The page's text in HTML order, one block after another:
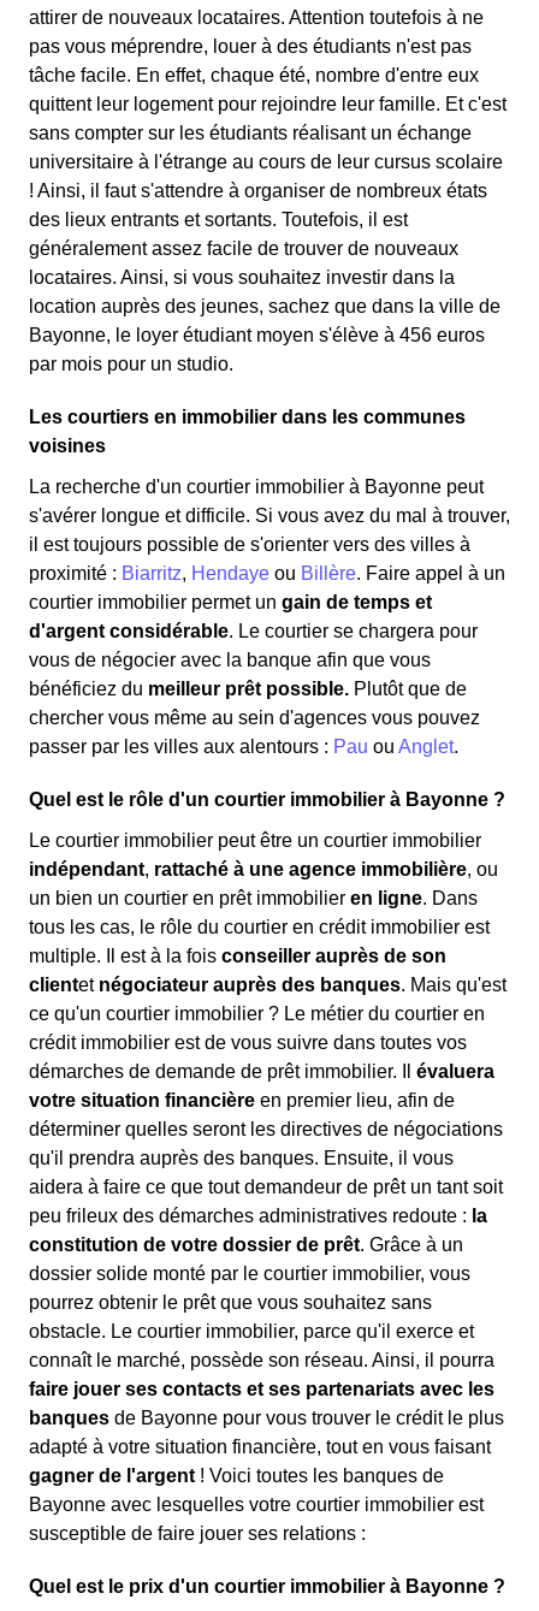
attirer de nouveaux locataires. Attention toutefois à ne
pas vous méprendre, louer à des étudiants n'est pas
tâche facile. En effet, chaque été, nombre d'entre eux
quittent leur logement pour rejoindre leur famille. Et c'est
sans compter sur les étudiants réalisant un échange
universitaire à l'étrange au cours de leur cursus scolaire
! Ainsi, il faut s'attendre à organiser de nombreux états
des lieux entrants et sortants. Toutefois, il est
généralement assez facile de trouver de nouveaux
locataires. Ainsi, si vous souhaitez investir dans la
location auprès des jeunes, sachez que dans la ville de
Bayonne, le loyer étudiant moyen s'élève à 456 euros
par mois pour un studio.
Les courtiers en immobilier dans les communes
voisines
La recherche d'un courtier immobilier à Bayonne peut
s'avérer longue et difficile. Si vous avez du mal à trouver,
il est toujours possible de s'orienter vers des villes à
proximité : Biarritz, Hendaye ou Billère. Faire appel à un
courtier immobilier permet un gain de temps et
d'argent considérable. Le courtier se chargera pour
vous de négocier avec la banque afin que vous
bénéficiez du meilleur prêt possible. Plutôt que de
chercher vous même au sein d'agences vous pouvez
passer par les villes aux alentours : Pau ou Anglet.
Quel est le rôle d'un courtier immobilier à Bayonne ?
Le courtier immobilier peut être un courtier immobilier
indépendant, rattaché à une agence immobilière, ou
un bien un courtier en prêt immobilier en ligne. Dans
tous les cas, le rôle du courtier en crédit immobilier est
multiple. Il est à la fois conseiller auprès de son
clientet négociateur auprès des banques. Mais qu'est
ce qu'un courtier immobilier ? Le métier du courtier en
crédit immobilier est de vous suivre dans toutes vos
démarches de demande de prêt immobilier. Il évaluera
votre situation financière en premier lieu, afin de
déterminer quelles seront les directives de négociations
qu'il prendra auprès des banques. Ensuite, il vous
aidera à faire ce que tout demandeur de prêt un tant soit
peu frileux des démarches administratives redoute : la
constitution de votre dossier de prêt. Grâce à un
dossier solide monté par le courtier immobilier, vous
pourrez obtenir le prêt que vous souhaitez sans
obstacle. Le courtier immobilier, parce qu'il exerce et
connaît le marché, possède son réseau. Ainsi, il pourra
faire jouer ses contacts et ses partenariats avec les
banques de Bayonne pour vous trouver le crédit le plus
adapté à votre situation financière, tout en vous faisant
gagner de l'argent ! Voici toutes les banques de
Bayonne avec lesquelles votre courtier immobilier est
susceptible de faire jouer ses relations :
Quel est le prix d'un courtier immobilier à Bayonne ?